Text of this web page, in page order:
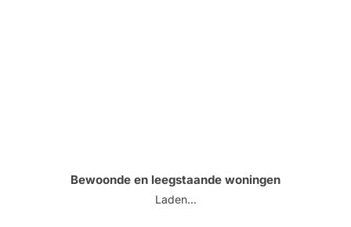
Bewoonde en leegstaande woningen
Laden...